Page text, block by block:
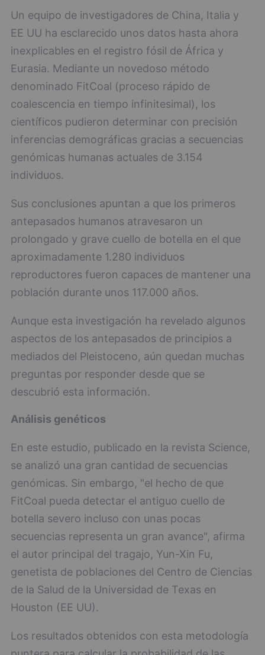
Un equipo de investigadores de China, Italia y
EE UU ha esclarecido unos datos hasta ahora
inexplicables en el registro fósil de África y
Eurasia. Mediante un novedoso método
denominado FitCoal (proceso rápido de
coalescencia en tiempo infinitesimal), los
científicos pudieron determinar con precisión
inferencias demográficas gracias a secuencias
genómicas humanas actuales de 3.154
individuos.
Sus conclusiones apuntan a que los primeros
antepasados humanos atravesaron un
prolongado y grave cuello de botella en el que
aproximadamente 1.280 individuos
reproductores fueron capaces de mantener una
población durante unos 117.000 años.
Aunque esta investigación ha revelado algunos
aspectos de los antepasados de principios a
mediados del Pleistoceno, aún quedan muchas
preguntas por responder desde que se
descubrió esta información.
Análisis genéticos
En este estudio, publicado en la revista Science,
se analizó una gran cantidad de secuencias
genómicas. Sin embargo, "el hecho de que
FitCoal pueda detectar el antiguo cuello de
botella severo incluso con unas pocas
secuencias representa un gran avance", afirma
el autor principal del tragajo, Yun-Xin Fu,
genetista de poblaciones del Centro de Ciencias
de la Salud de la Universidad de Texas en
Houston (EE UU).
Los resultados obtenidos con esta metodología